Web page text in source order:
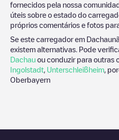
fornecidos pela nossa
úteis sobre o estado do
próprios comentários e fotos
Se este carregador em Dachau
existem alternativas. Pode
Dachau ou conduzir para outras
Ingolstadt Unterschleißheim ,
Oberbayern